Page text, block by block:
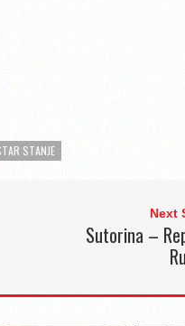
STANJE
Next
Sutorina –